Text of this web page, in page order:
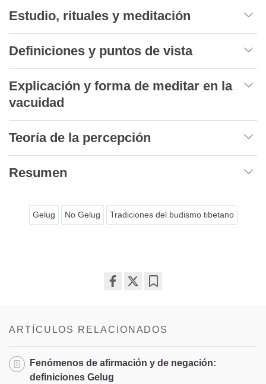
Estudio, rituales y meditación
Definiciones y puntos de vista
Explicación y forma de meditar en la
vacuidad
Teoría de la percepción
Resumen
Gelug No Gelug Tradiciones del budismo tibetano
ARTÍCULOS RELACIONADOS
Fenómenos de afirmación y de negación:
definiciones Gelug